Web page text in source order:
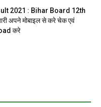
2021 : Bihar Board 12th
अपने मोबाइल से करे चेक एवं
करे